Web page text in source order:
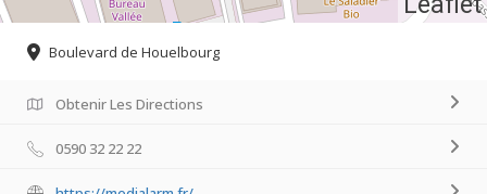
Boulevard de Houelbourg
Obtenir Les Directions
0590 32 22 22